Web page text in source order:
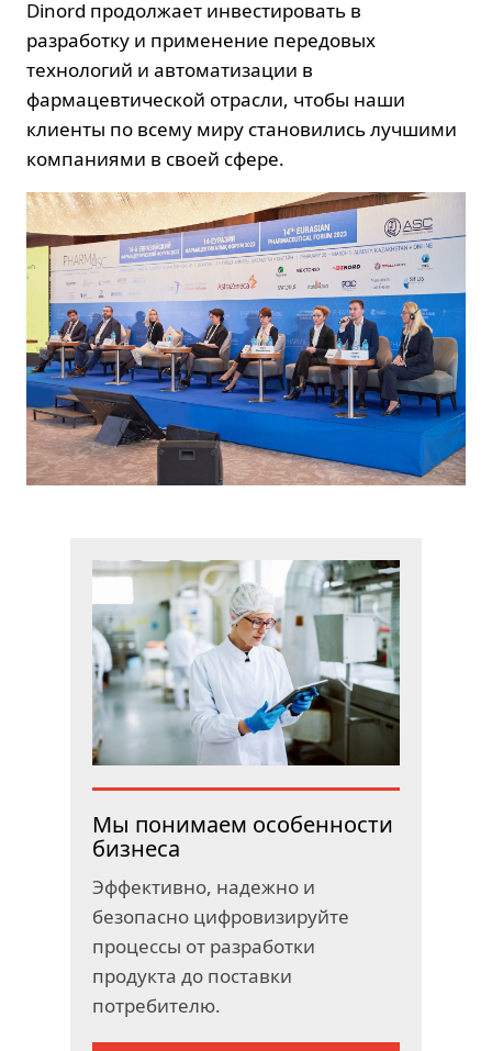
Dinord продолжает инвестировать в
разработку и применение передовых
технологий и автоматизации в
фармацевтической отрасли, чтобы наши
клиенты по всему миру становились лучшими
компаниями в своей сфере.
Мы понимаем особенности
бизнеса
Эффективно, надежно и
безопасно цифровизируйте
процессы от разработки
продукта до поставки
потребителю.